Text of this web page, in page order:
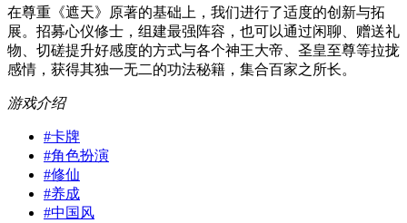
在尊重《遮天》原著的基础上，我们进行了适度的创新与拓
展。招募心仪修士，组建最强阵容，也可以通过闲聊、赠送礼
物、切磋提升好感度的方式与各个神王大帝、圣皇至尊等拉拢
感情，获得其独一无二的功法秘籍，集合百家之所长。
游戏介绍
#卡牌
#角色扮演
#修仙
#养成
#中国风